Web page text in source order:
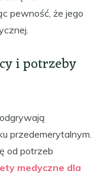
pewność, że jego
i potrzeby
przedemerytalnym.
od potrzeb
medyczne dla